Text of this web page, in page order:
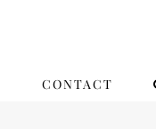
CONTACT